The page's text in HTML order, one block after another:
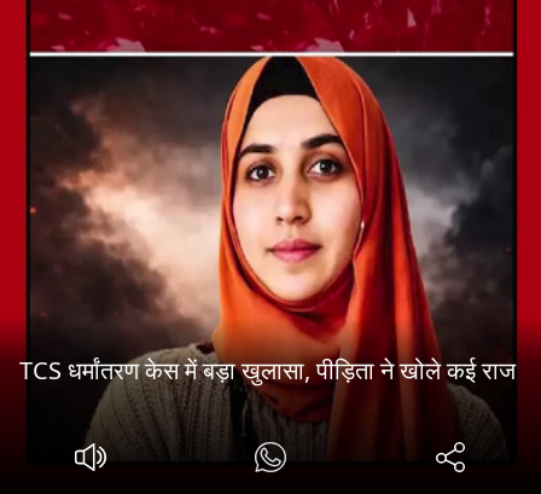
TCS धर्मांतरण केस में बड़ा खुलासा, पीड़िता ने खोले कई राज